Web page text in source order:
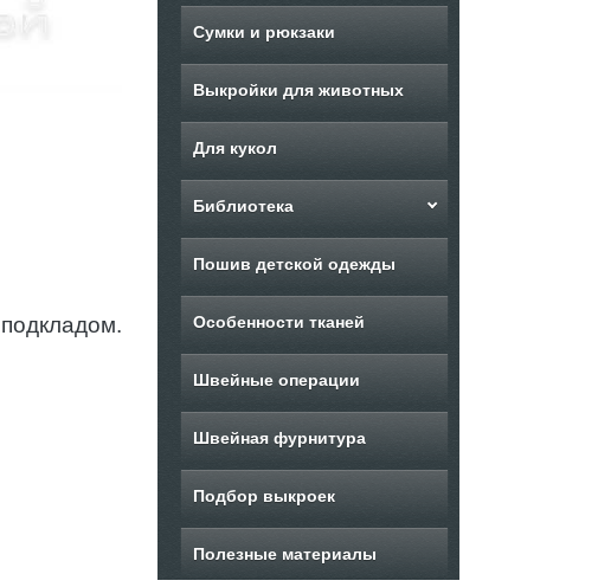
Сумки и рюкзаки
Выкройки для животных
Для кукол
Библиотека
Пошив детской одежды
Особенности тканей
Швейные операции
Швейная фурнитура
Подбор выкроек
Полезные материалы